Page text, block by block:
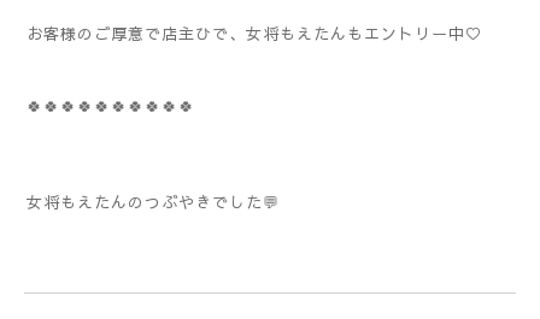
お客様のご厚意で店主ひで、女将もえたんもエントリー中♡
🍀🍀🍀🍀🍀🍀🍀🍀🍀🍀
女将もえたんのつぶやきでした💬